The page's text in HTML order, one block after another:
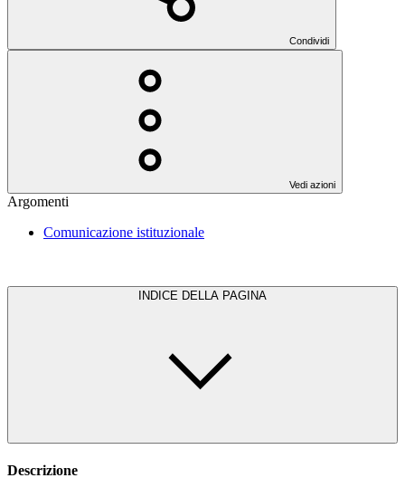
Condividi
Vedi azioni
Argomenti
Comunicazione istituzionale
INDICE DELLA PAGINA
Descrizione